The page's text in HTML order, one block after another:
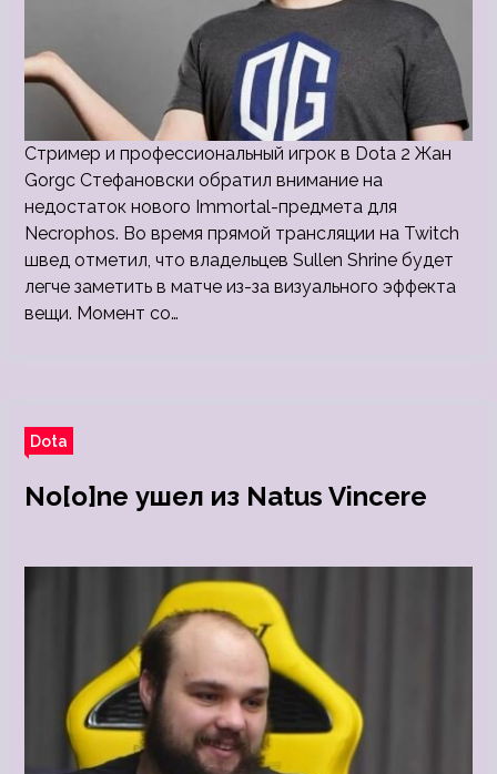
Стример и профессиональный игрок в Dota 2 Жан
Gorgc Стефановски обратил внимание на
недостаток нового Immortal-предмета для
Necrophos. Во время прямой трансляции на Twitch
швед отметил, что владельцев Sullen Shrine будет
легче заметить в матче из-за визуального эффекта
вещи. Момент со…
Dota
No[o]ne ушел из Natus Vincere